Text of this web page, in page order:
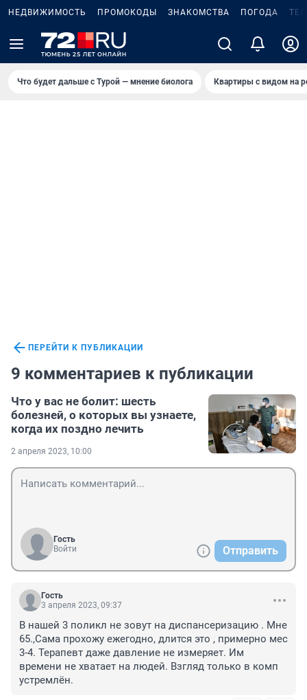
НЕДВИЖИМОСТЬ ПРОМОКОДЫ ЗНАКОМСТВА ПОГОДА
Что будет дальше с Турой — мнение биолога Квартиры с видом на
ПЕРЕЙТИ К ПУБЛИКАЦИИ
9 комментариев к публикации
Что у вас не болит: шесть
болезней, о которых вы узнаете,
когда их поздно лечить
2 апреля 2023, 10:00
Гость
Войти
Отправить
Гость
3 апреля 2023, 09:37
В нашей 3 поликл не зовут на диспансеризацию . Мне
65.,Сама прохожу ежегодно, длится это , примерно мес
3-4. Терапевт даже давление не измеряет. Им
времени не хватает на людей. Взгляд только в комп
устремлён.